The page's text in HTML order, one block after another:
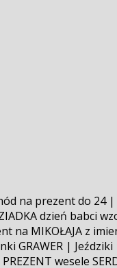
prezent do 24 |
dzień babci
na MIKOŁAJA z
| Jeździki
wesele